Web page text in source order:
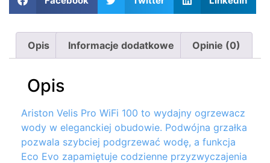
Opis Informacje dodatkowe Opinie (0)
Opis
Ariston Velis Pro WiFi 100 to wydajny ogrzewacz
wody w eleganckiej obudowie. Podwójna grzałka
pozwala szybciej podgrzewać wodę, a funkcja
Eco Evo zapamiętuje codzienne przyzwyczajenia